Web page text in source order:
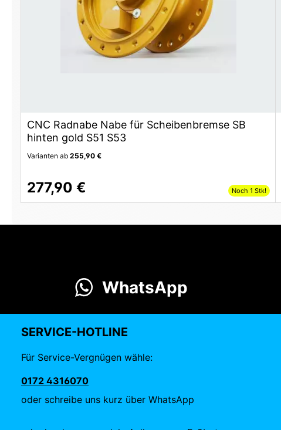
CNC Radnabe Nabe für Scheibenbremse SB
hinten gold S51 S53
Varianten ab 255,90 €
277,90 € Noch 1 Stk!
WhatsApp
SERVICE-HOTLINE
Für Service-Vergnügen wähle:
0172 4316070
oder schreibe uns kurz über WhatsApp